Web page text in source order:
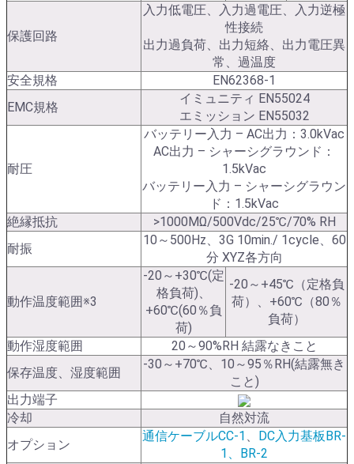
保護回路
入力低電圧、入力過電圧、入力逆極
性接続
出力過負荷、出力短絡、出力電圧異
常、過温度
安全規格
EN62368-1
EMC規格
イミュニティ EN55024
エミッション EN55032
耐圧
バッテリー入力 – AC出力：3.0kVac
AC出力 – シャーシグラウンド：
1.5kVac
バッテリー入力 – シャーシグラウン
ド：1.5kVac
絶縁抵抗
>1000MΩ/500Vdc/25℃/70% RH
耐振
10～500Hz、3G 10min./ 1cycle、60
分 XYZ各方向
動作温度範囲※3
-20～+30℃(定
格負荷)、
+60℃(60％負
荷)
-20～+45℃（定格負
荷）、+60℃（80％
負荷）
動作湿度範囲
20～90%RH 結露なきこと
保存温度、湿度範囲
-30～+70℃、10～95％RH(結露無き
こと)
出力端子
冷却
自然対流
オプション
通信ケーブルCC-1 、
DC入力基板BR-
1、BR-2